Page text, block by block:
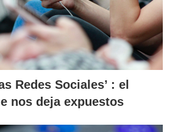
Redes Sociales’ : el
nos deja expuestos